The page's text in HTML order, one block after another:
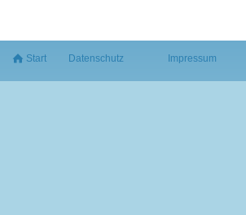
Start Datenschutz Impressum